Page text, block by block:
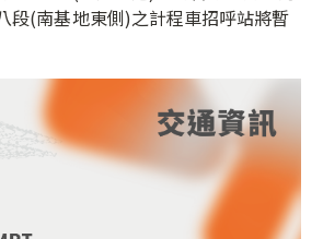
段(南基地東側)之計程車招呼站將暫